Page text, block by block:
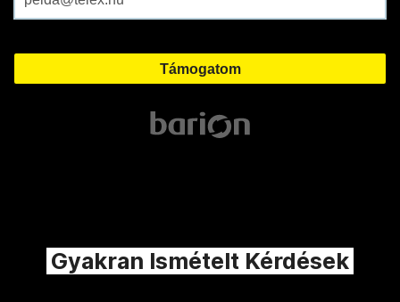
Gyakran Ismételt Kérdések